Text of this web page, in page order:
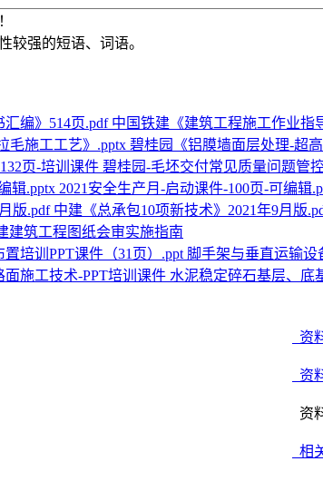
较强的短语、词语。
中国铁建《建筑工程施工作业指
碧桂园《铝膜墙面层处理-超
碧桂园-毛坯交付常见质量问题管
2021安全生产月-启动课件-100页-可编辑
中建《总承包10项新技术》2021年9月版
建筑工程图纸会审实施指南
脚手架与垂直运输设
水泥稳定碎石基层、底
资
资
资
相